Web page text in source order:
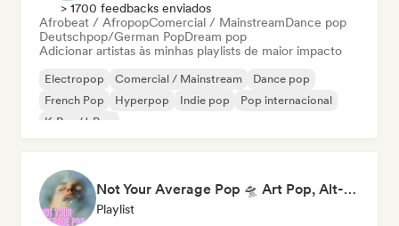
> 1700 feedbacks enviados
Afrobeat / AfropopComercial / MainstreamDance pop
Deutschpop/German PopDream pop
Adicionar artistas às minhas playlists de maior impacto
Electropop Comercial / Mainstream
Dance pop
French Pop
Hyperpop Indie pop
Pop internacional
K-Pop/J-Pop
Not Your Average Pop 🛸 Art Pop, Alt-Pop & Indie Pop
Playlist